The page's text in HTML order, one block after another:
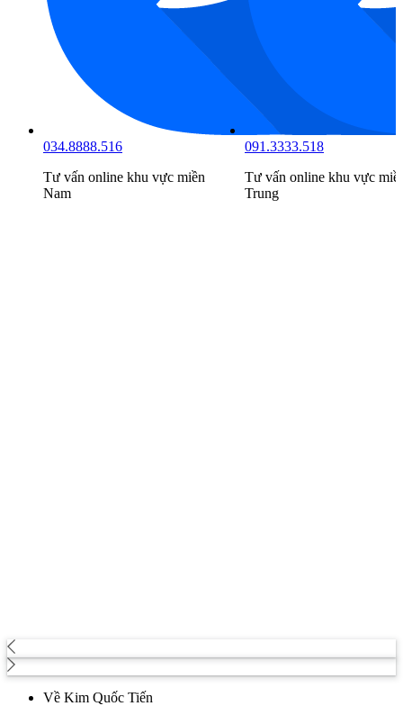
034.8888.516
Tư vấn online khu vực miền
Nam
091.3333.518
Tư vấn online khu vực
Trung
Về Kim Quốc Tiến